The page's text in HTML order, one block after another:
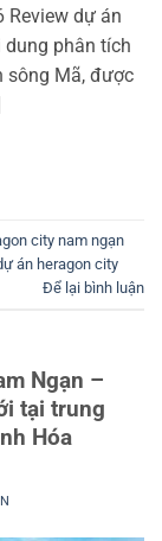
Review dự án
dung phân tích
sông Mã, được
city nam ngạn
án heragon city
Để lại bình luận
Ngạn –
tại trung
Hóa